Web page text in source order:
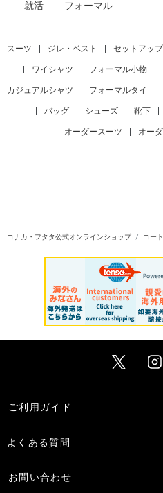
就活 フォーマル
スーツ ジレ・ベスト セットアップ
ワイシャツ フォーマル小物
カジュアルシャツ フォーマルタイ
バッグ シューズ 靴下
オーダースーツ オー
コナカ・フタタ公式オンラインショップ コート
ご利用ガイド
よくある質問
お問い合わせ